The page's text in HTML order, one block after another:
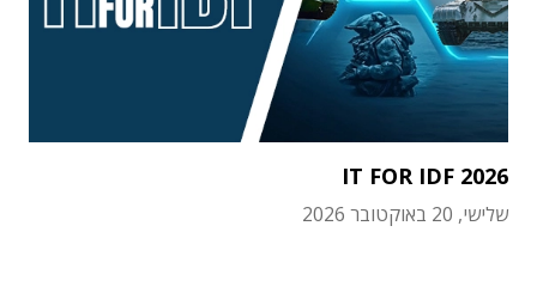
IT FOR IDF 2026
שלישי, 20 באוקטובר 2026